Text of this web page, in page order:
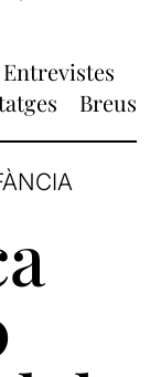
Entrevistes
Breus